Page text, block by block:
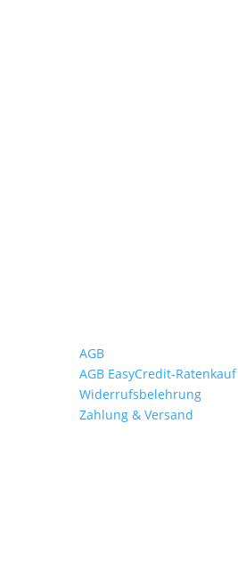
AGB
AGB EasyCredit-Ratenkauf
Widerrufsbelehrung
Zahlung & Versand